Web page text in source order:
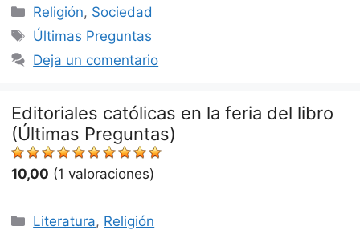
Categorías
Religión, Sociedad
Etiquetas
Últimas Preguntas
Deja un comentario
Editoriales católicas en la feria del libro
(Últimas Preguntas)
10,00 (1 valoraciones)
Categorías
Literatura, Religión